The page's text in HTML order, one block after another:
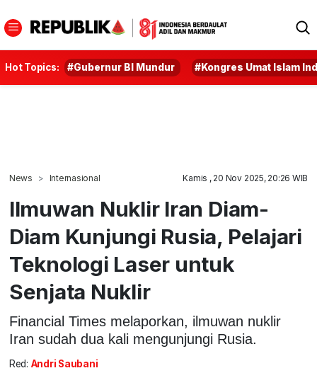
Hot Topics: #Gubernur BI Mundur #Kongres Umat Islam
News Internasional Kamis , 20 Nov 2025, 20:26 WIB
Ilmuwan Nuklir Iran Diam-
Diam Kunjungi Rusia, Pelajari
Teknologi Laser untuk
Senjata Nuklir
Financial Times melaporkan, ilmuwan nuklir
Iran sudah dua kali mengunjungi Rusia.
Red: Andri Saubani